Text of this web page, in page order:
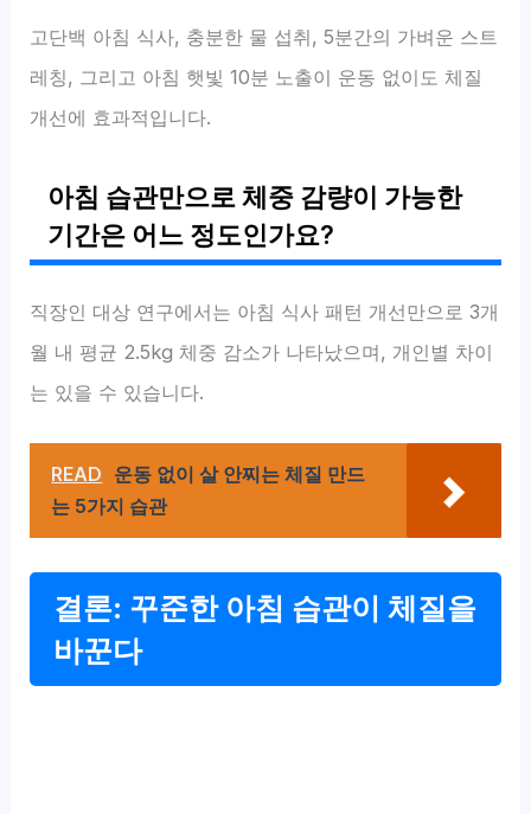
고단백 아침 식사, 충분한 물 섭취, 5분간의 가벼운 스트
레칭, 그리고 아침 햇빛 10분 노출이 운동 없이도 체질
개선에 효과적입니다.
아침 습관만으로 체중 감량이 가능한
기간은 어느 정도인가요?
직장인 대상 연구에서는 아침 식사 패턴 개선만으로 3개
월 내 평균 2.5kg 체중 감소가 나타났으며, 개인별 차이
는 있을 수 있습니다.
READ 운동 없이 살 안찌는 체질 만드
는 5가지 습관
결론: 꾸준한 아침 습관이 체질을
바꾼다